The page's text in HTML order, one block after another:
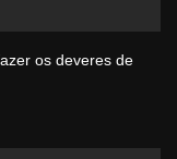
os deveres de